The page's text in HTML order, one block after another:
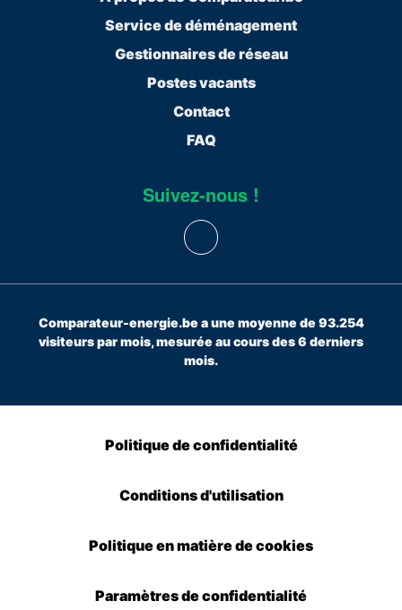
Service de déménagement
Gestionnaires de réseau
Postes vacants
Contact
FAQ
Suivez-nous !
Comparateur-energie.be a une moyenne de 93.254
visiteurs par mois, mesurée au cours des 6 derniers
mois.
Politique de confidentialité
Conditions d'utilisation
Politique en matière de cookies
Paramètres de confidentialité